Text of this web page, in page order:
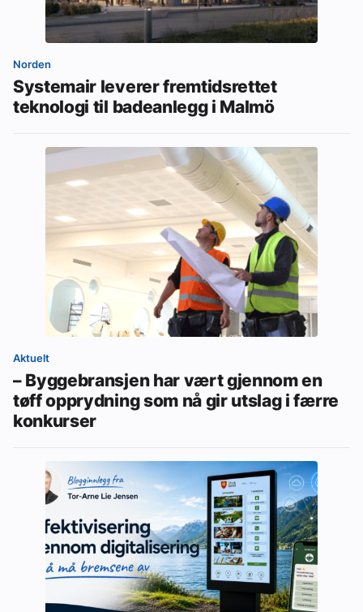
Norden
Systemair leverer fremtidsrettet
teknologi til badeanlegg i Malmö
Aktuelt
– Byggebransjen har vært gjennom en
tøff opprydning som nå gir utslag i færre
konkurser